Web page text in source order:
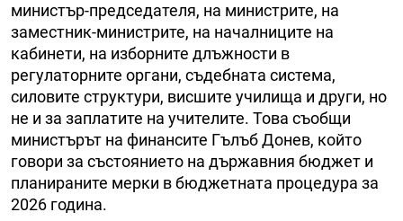
министър-председателя, на министрите, на
заместник-министрите, на началниците на
кабинети, на изборните длъжности в
регулаторните органи, съдебната система,
силовите структури, висшите училища и други, но
не и за заплатите на учителите. Това съобщи
министърът на финансите Гълъб Донев, който
говори за състоянието на държавния бюджет и
планираните мерки в бюджетната процедура за
2026 година.